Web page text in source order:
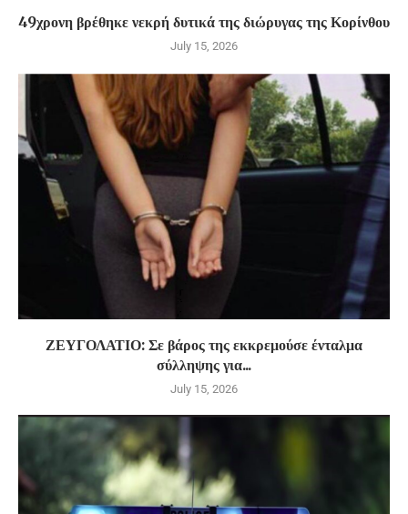
49χρονη βρέθηκε νεκρή δυτικά της διώρυγας της Κορίνθου
July 15, 2026
ΖΕΥΓΟΛΑΤΙΟ: Σε βάρος της εκκρεμούσε ένταλμα
σύλληψης για...
July 15, 2026